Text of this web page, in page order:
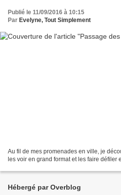
Publié le 11/09/2016 à 10:15
Par Evelyne, Tout Simplement
Au fil de mes promenades en ville, je
les voir en grand format et les faire défiler
Hébergé par Overblog